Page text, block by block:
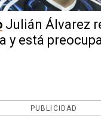
Julián Álvarez
y está
PUBLICIDAD